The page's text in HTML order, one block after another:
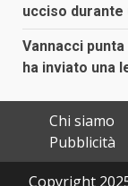
ucciso
Vannacci
ha inviato una
Chi siamo
Pubblicità
Copyright